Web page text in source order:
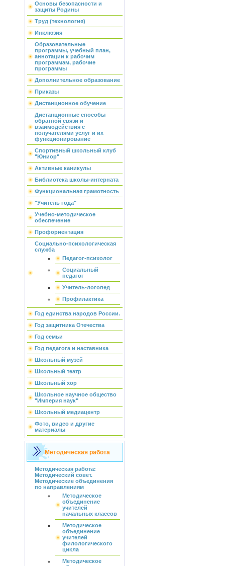
Основы безопасности и
защиты Родины
Труд (технология)
Инклюзия
Образовательные
программы, учебный план,
аннотации к рабочим
программам, рабочие
программы
Дополнительное образование
Приказы
Дистанционное обучение
Дистанционные способы
обратной связи и
взаимодействия с
получателями услуг и их
функционирование
Спортивный школьный клуб
"Юниор"
Активные каникулы
Библиотека школы-интерната
Функциональная грамотность
"Учитель года"
Учебно-методическое
обеспечение
Профориентация
Социально-психологическая
служба
Педагог-психолог
Социальный
педагог
Учитель-логопед
Профилактика
Год единства народов России.
Год защитника Отечества
Год семьи
Год педагога и наставника
Школьный музей
Школьный театр
Школьный хор
Школьное научное общество
"Империя наук"
Школьный медиацентр
Фото, видео и другие
материалы
Методическая работа
Методическая работа:
Методический совет.
Методические объединения
по направлениям
Методическое
объединение
учителей
начальных классов
Методическое
объединение
учителей
филологического
цикла
Методическое